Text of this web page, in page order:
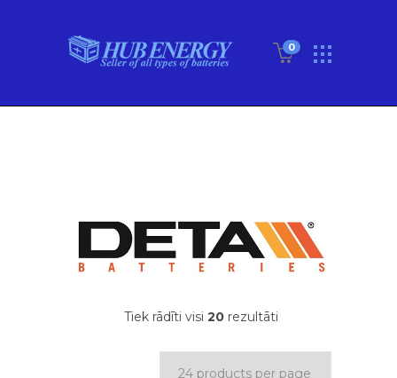
0
Tiek rādīti visi 20 rezultāti